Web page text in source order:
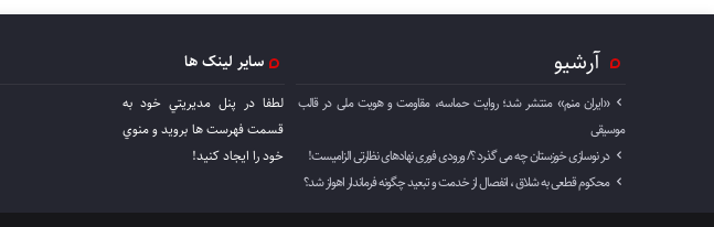
آرشیو
«ایران منم» منتشر شد؛ روایت حماسه، مقاومت و هویت ملی در قالب
موسیقی
در نوسازی خوزستان چه می گذرد ؟/ ورودی فوری نهادهای نظارتی الزامیست!
محکوم قطعی به شلاق ، انفصال از خدمت و تبعید چگونه فرماندار اهواز شد؟
سایر لینک ها
لطفا در پنل مديريتي خود به
قسمت فهرست ها برويد و منوي
خود را ايجاد كنيد!